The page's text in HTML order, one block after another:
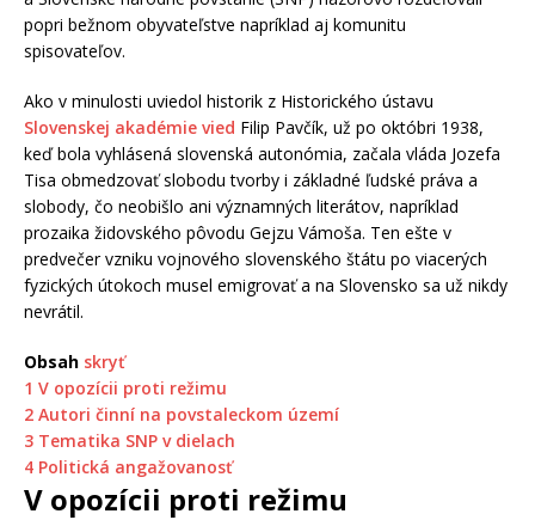
popri bežnom obyvateľstve napríklad aj komunitu
spisovateľov.
Ako v minulosti uviedol historik z Historického ústavu
Slovenskej akadémie vied Filip Pavčík, už po októbri 1938,
keď bola vyhlásená slovenská autonómia, začala vláda Jozefa
Tisa obmedzovať slobodu tvorby i základné ľudské práva a
slobody, čo neobišlo ani významných literátov, napríklad
prozaika židovského pôvodu Gejzu Vámoša. Ten ešte v
predvečer vzniku vojnového slovenského štátu po viacerých
fyzických útokoch musel emigrovať a na Slovensko sa už nikdy
nevrátil.
Obsah skryť
1 V opozícii proti režimu
2 Autori činní na povstaleckom území
3 Tematika SNP v dielach
4 Politická angažovanosť
V opozícii proti režimu